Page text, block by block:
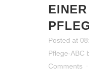
EINER
Posted at
Pflege-ABC
Comments